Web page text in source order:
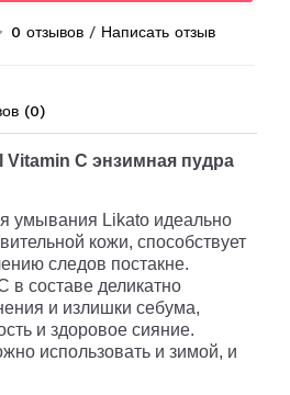
0 отзывов/ Написать отзыв
(0)
Vitamin C энзимная пудра
умывания Likato идеально
кожи, способствует
следов постакне.
в составе деликатно
и излишки себума,
и здоровое сияние.
использовать и зимой, и